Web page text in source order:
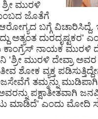
ಮುರಳಿ
ಜೊತೆಗೆ
ಬಗ್ಗೆ ವಿಚಾರಿಸಿದ್ದೆ.
ಅತ್ಯಂತ ದುರದೃಷ್ಟಕರ'
ನಾಯಕ ಮುರಳಿ
'ಶ್ರೀ ಮುರಳಿ ದೇವ್ರಾ
ಶೋಕ ವ್ಯಕ್ತ
ತಮ್ಮನ್ನು
ಪಕ್ಷಾತೀತವಾಗಿ
ಮಾಡಿದೆ' ಎಂದು ಮೋದಿ